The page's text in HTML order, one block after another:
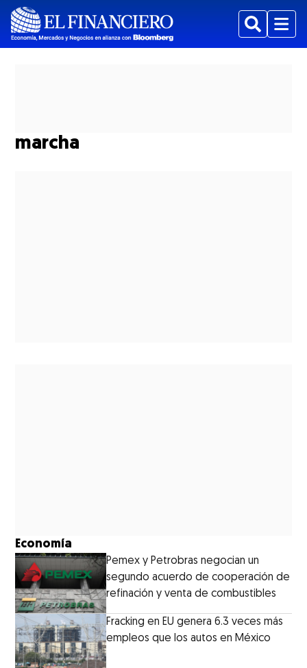
BuscarMenu
marcha
Economía
Pemex y Petrobras negocian un
segundo acuerdo de cooperación de
refinación y venta de combustibles
Fracking en EU genera 6.3 veces más
empleos que los autos en México